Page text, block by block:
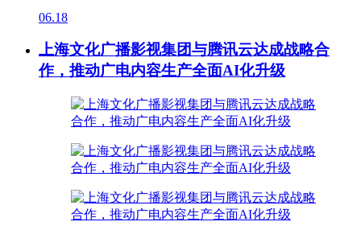
06.18
上海文化广播影视集团与腾讯云达成战略合
作，推动广电内容生产全面AI化升级